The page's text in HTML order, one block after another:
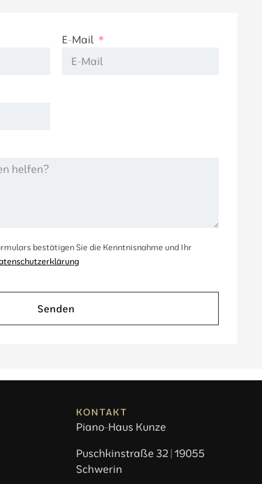
E-Mail
bestätigen Sie die Kenntnisnahme und Ihr
Senden
KONTAKT
Piano-Haus Kunze
Puschkinstraße 32 | 19055
Schwerin